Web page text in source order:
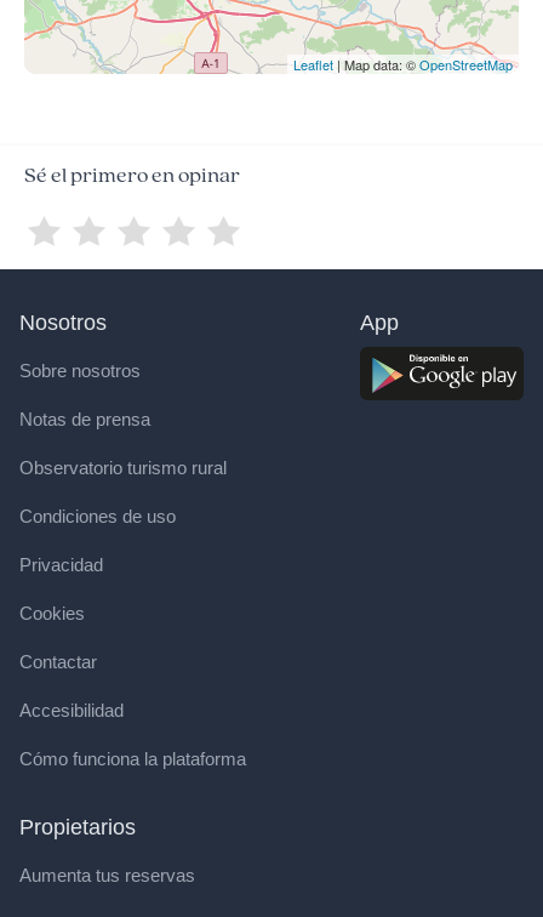
Leaflet | Map data: ©OpenStreetMap
Sé el primero en opinar
Nosotros
Sobre nosotros
Notas de prensa
Observatorio turismo rural
Condiciones de uso
Privacidad
Cookies
Contactar
Accesibilidad
Cómo funciona la plataforma
Propietarios
Aumenta tus reservas
App